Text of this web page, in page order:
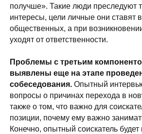
получше». Такие люди преследуют
интересы, цели личные они ставят
общественных, а при
уходят от ответственности.
Проблемы с третьим
выявлены еще на этапе
собеседования. Опытный
вопросы о причинах перехода в
также о том, что важно для
позиции, почему ему важно
Конечно, опытный соискатель будет